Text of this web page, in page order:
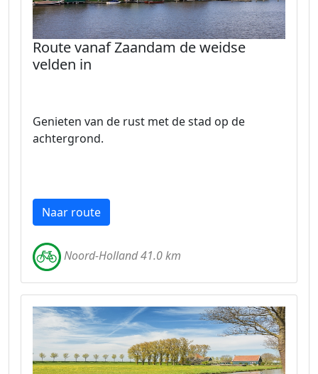
Route vanaf Zaandam de weidse
velden in
Genieten van de rust met de stad op de
achtergrond.
Naar route
Noord-Holland 41.0 km